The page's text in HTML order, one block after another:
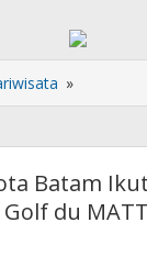
»
Kota
Ikut
Promosi
Paket
Wisata
Batam
du